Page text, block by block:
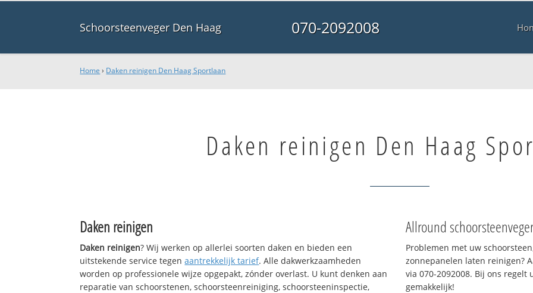
Schoorsteenveger Den Haag 070-2092008
Home › Daken reinigen Den Haag Sportlaan
Daken reinigen Den Haag
Daken reinigen
Daken reinigen? Wij werken op allerlei soorten daken en bieden een
uitstekende service tegenaantrekkelijk tarief. Alle dakwerkzaamheden
worden op professionele wijze opgepakt, zónder overlast. U kunt denken aan
reparatie van schoorstenen, schoorsteenreiniging, schoorsteeninspectie,
Allround
Problemen met uw
zonnepanelen laten reinigen?
via 070-2092008. Bij ons
gemakkelijk!